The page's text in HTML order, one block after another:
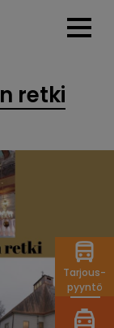
Tarjous-
pyyntö
retki